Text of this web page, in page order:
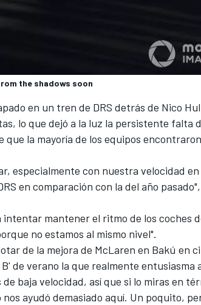
the shadows soon
en un tren de DRS detrás de Nico
lo que dejó a la luz la persistente falta
que la mayoría de los equipos
especialmente con nuestra velocidad
en comparación con la del año
mantener el ritmo de los coches
no estamos al mismo nivel".
de la mejora de McLaren en Bakú en
de verano la que realmente entusiasma
baja velocidad, así que si lo miras en
ayudó demasiado aquí. Un poquito,